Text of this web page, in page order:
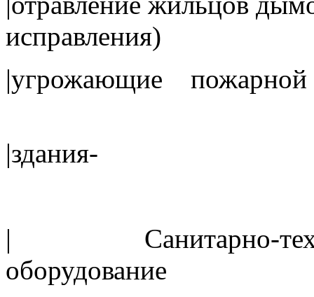
исправления)
|угрожающие пожарной
| Санитарно-
оборудование